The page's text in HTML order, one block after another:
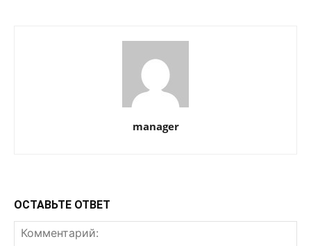
manager
ОСТАВЬТЕ ОТВЕТ